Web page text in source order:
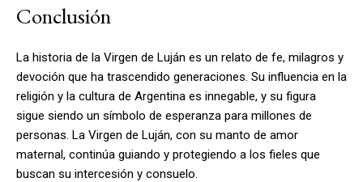
Conclusión
La historia de la Virgen de Luján es un relato de fe, milagros y
devoción que ha trascendido generaciones. Su influencia en la
religión y la cultura de Argentina es innegable, y su figura
sigue siendo un símbolo de esperanza para millones de
personas. La Virgen de Luján, con su manto de amor
maternal, continúa guiando y protegiendo a los fieles que
buscan su intercesión y consuelo.